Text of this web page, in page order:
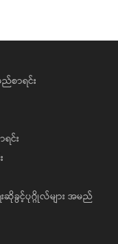
စာရင်း
င်း
ဆိုခွင့်ပုဂ္ဂိုလ်များ အမည်